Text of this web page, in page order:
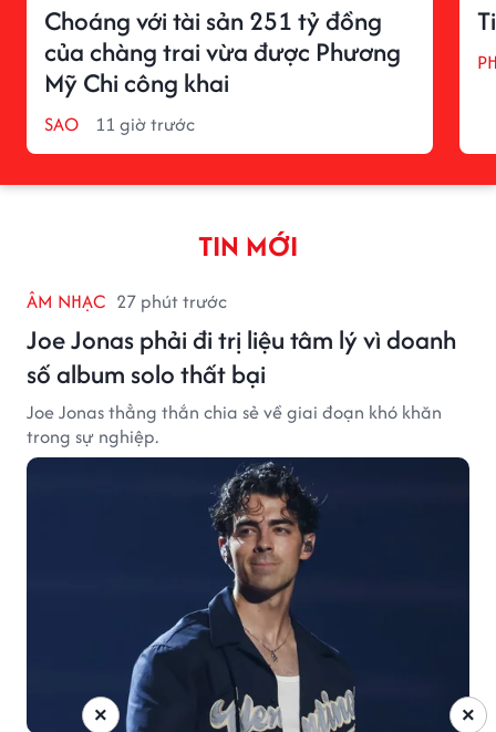
Choáng với tài sản 251 tỷ đồng
của chàng trai vừa được Phương
Mỹ Chi công khai
SAO 11 giờ trước
TIN MỚI
ÂM NHẠC 27 phút trước
Joe Jonas phải đi trị liệu tâm lý vì doanh
số album solo thất bại
Joe Jonas thẳng thắn chia sẻ về giai đoạn khó khăn
trong sự nghiệp.
×
×